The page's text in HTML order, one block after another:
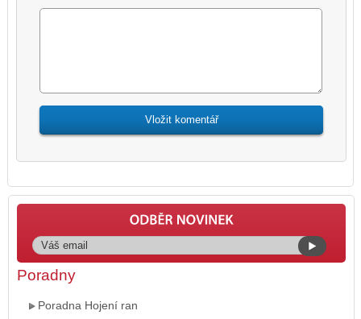
Poradny
Poradna Hojení ran